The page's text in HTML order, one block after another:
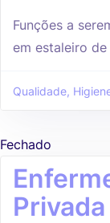
Funções a
em estaleiro de
Qualidade,
Fechado
Privada